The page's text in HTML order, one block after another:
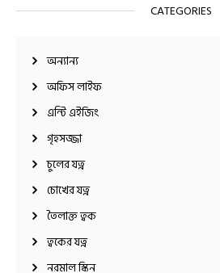
CATEGORIES
অন্যান্য
অফিস লাইফ
এন্টি এইজিং
গৃহসজ্জা
চুলের যত্ন
চোখের যত্ন
তৈলাক্ত ত্বক
ত্বকের যত্ন
নরমাল স্কিন